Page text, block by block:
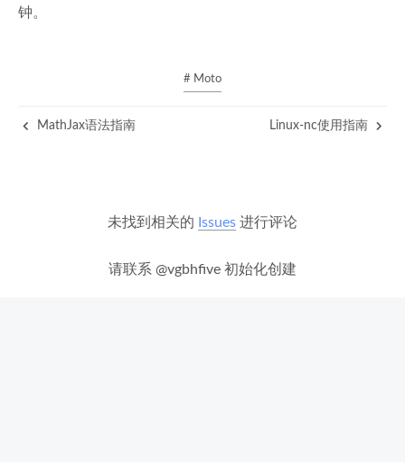
钟。
# Moto
MathJax语法指南 Linux-nc使用指南
未找到相关的 Issues 进行评论
请联系 @vgbhfive 初始化创建